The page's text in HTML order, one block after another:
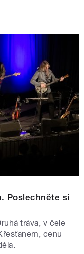
Poslechněte si
tráva, v čele
cenu